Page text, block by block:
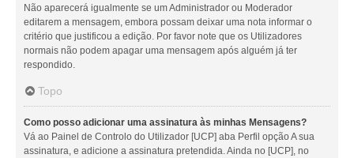
Não aparecerá igualmente se um Administrador ou Moderador
editarem a mensagem, embora possam deixar uma nota informar o
critério que justificou a edição. Por favor note que os Utilizadores
normais não podem apagar uma mensagem após alguém já ter
respondido.
Topo
Como posso adicionar uma assinatura às minhas Mensagens?
Vá ao Painel de Controlo do Utilizador [UCP] aba Perfil opção A sua
assinatura, e adicione a assinatura pretendida. Ainda no [UCP], no